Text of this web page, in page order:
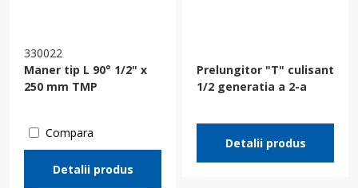
330022
Maner tip L 90° 1/2" x
250 mm TMP
Compara
Detalii produs
Prelungitor "T" culisant
1/2 generatia a 2-a
Detalii produs